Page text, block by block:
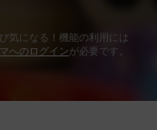
気になる！機能の利用には
へのログインが必要です。